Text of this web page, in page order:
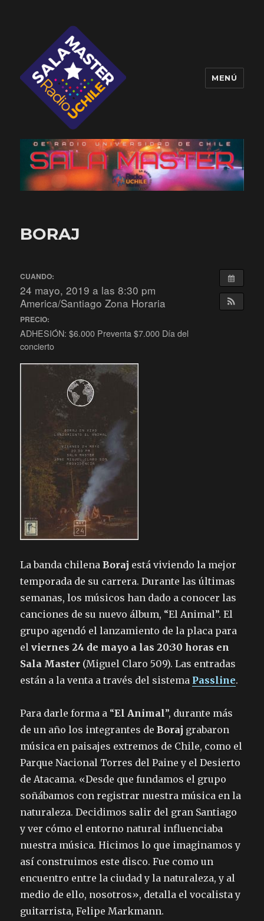
Sala Master
MENÚ
BORAJ
CUANDO:
24 mayo, 2019 a las 8:30 pm
America/Santiago Zona Horaria
PRECIO:
ADHESIÓN: $6.000 Preventa $7.000 Día del
concierto
La banda chilenaBoraj está viviendo la mejor
temporada de su carrera. Durante las últimas
semanas, los músicos han dado a conocer las
canciones de su nuevo álbum, “El Animal”. El
grupo agendó el lanzamiento de la placa para
elviernes 24 de mayo a las 20:30 horas en
Sala Master (Miguel Claro 509). Las entradas
están a la venta a través del sistema Passline.
Para darle forma a “El Animal”, durante más
de un año los integrantes deBoraj grabaron
música en paisajes extremos de Chile, como el
Parque Nacional Torres del Paine y el Desierto
de Atacama. «Desde que fundamos el grupo
soñábamos con registrar nuestra música en la
naturaleza. Decidimos salir del gran Santiago
y ver cómo el entorno natural influenciaba
nuestra música. Hicimos lo que imaginamos y
así construimos este disco. Fue como un
encuentro entre la ciudad y la naturaleza, y al
medio de ello, nosotros», detalla el vocalista y
guitarrista, Felipe Markmann.